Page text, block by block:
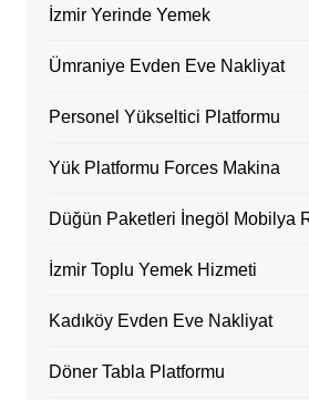
İzmir Yerinde Yemek
Ümraniye Evden Eve Nakliyat
Personel Yükseltici Platformu
Yük Platformu Forces Makina
Düğün Paketleri İnegöl Mobilya
İzmir Toplu Yemek Hizmeti
Kadıköy Evden Eve Nakliyat
Döner Tabla Platformu